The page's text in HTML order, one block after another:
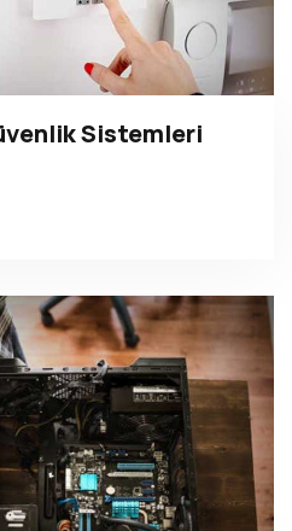
Sistemleri